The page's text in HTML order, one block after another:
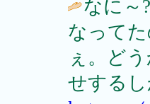
なに～
なって
ぇ。ど
せする